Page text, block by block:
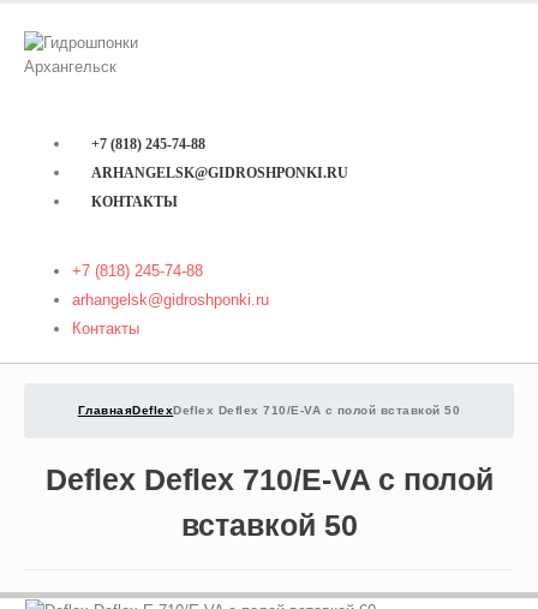
+7 (818) 245-74-88
ARHANGELSK@GIDROSHPONKI.RU
КОНТАКТЫ
+7 (818) 245-74-88
arhangelsk@gidroshponki.ru
Контакты
ГлавнаяDeflexDeflex Deflex 710/E-VA с полой вставкой 50
Deflex Deflex 710/E-VA с полой
вставкой 50